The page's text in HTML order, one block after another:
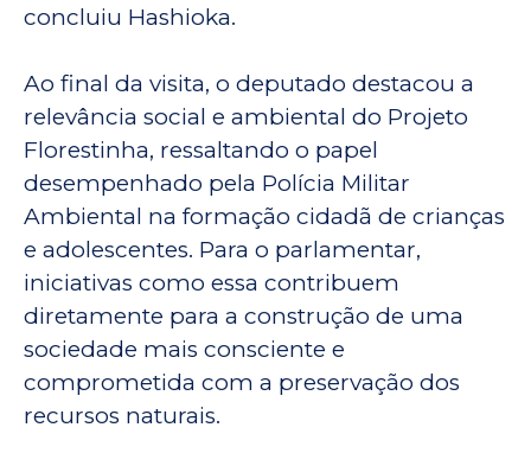
concluiu Hashioka.
Ao final da visita, o deputado destacou a
relevância social e ambiental do Projeto
Florestinha, ressaltando o papel
desempenhado pela Polícia Militar
Ambiental na formação cidadã de crianças
e adolescentes. Para o parlamentar,
iniciativas como essa contribuem
diretamente para a construção de uma
sociedade mais consciente e
comprometida com a preservação dos
recursos naturais.